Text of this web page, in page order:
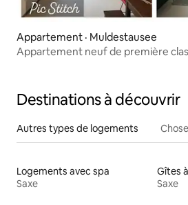
Appartement · Muldestausee
Appartement neuf de première
Destinations à découvrir
Autres types de logements
Logements avec spa
Saxe
Gîtes
Saxe